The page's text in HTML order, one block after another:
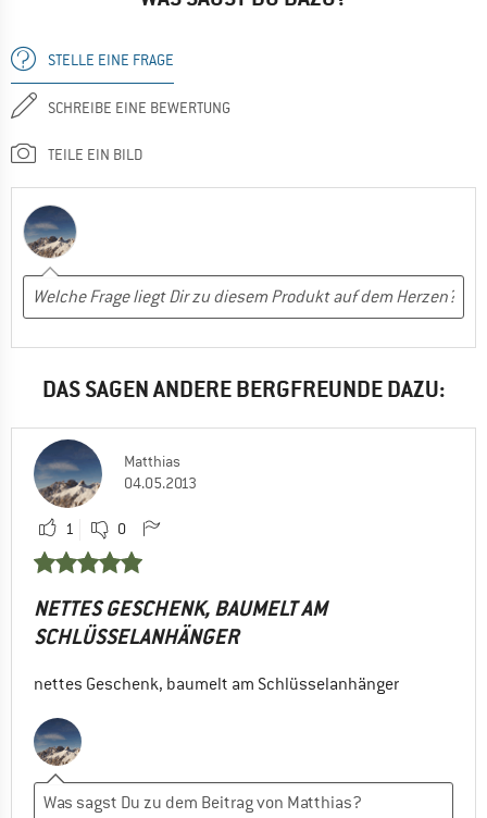
STELLE EINE FRAGE
SCHREIBE EINE BEWERTUNG
TEILE EIN BILD
DAS SAGEN ANDERE BERGFREUNDE DAZU:
Matthias
04.05.2013
1 0
NETTES GESCHENK, BAUMELT AM
SCHLÜSSELANHÄNGER
nettes Geschenk, baumelt am Schlüsselanhänger